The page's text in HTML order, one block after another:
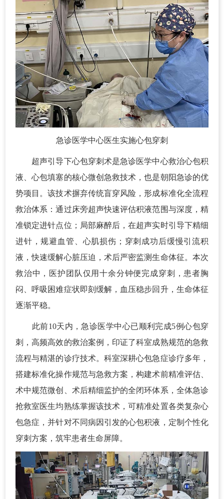
急诊医学中心医生实施心包穿刺
超声引导下心包穿刺术是急诊医学中心救治心包积
液、心包填塞的核心微创急救技术，也是朝阳急诊的优
势项目。该技术摒弃传统盲穿风险，形成标准化全流程
救治体系：通过床旁超声快速评估积液范围与深度，精
准锁定进针点位；局部麻醉后，在超声实时引导下精细
进针，规避血管、心肌损伤；穿刺成功后缓慢引流积
液，快速缓解心脏压迫，术后严密监测生命体征。本次
救治中，医护团队仅用十余分钟便完成穿刺，患者胸
闷、呼吸困难症状即刻缓解，血压稳步回升，生命体征
逐渐平稳。
此前10天内，急诊医学中心已顺利完成5例心包穿
刺，高频高效的救治案例，印证了科室成熟规范的急救
流程与精湛的诊疗技术。科室深耕心包急症诊疗多年，
搭建标准化操作规范与急救方案，构建术前精准评估、
术中规范微创、术后精细监护的全闭环体系，全体急诊
抢救室医生均熟练掌握该技术，可精准处置各类复杂心
包急症，并针对不同病因引发的心包积液，定制个性化
穿刺方案，筑牢患者生命屏障。